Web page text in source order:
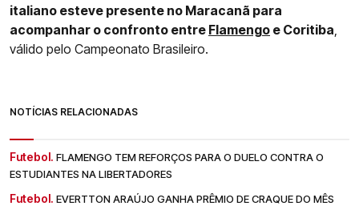
italiano esteve presente no Maracanã para
acompanhar o confronto entre Flamengo e Coritiba
válido pelo Campeonato Brasileiro.
NOTÍCIAS RELACIONADAS
Futebol. FLAMENGO TEM REFORÇOS PARA O DUELO CONTRA O
ESTUDIANTES NA LIBERTADORES
Futebol. EVERTTON ARAÚJO GANHA PRÊMIO DE CRAQUE DO MÊS